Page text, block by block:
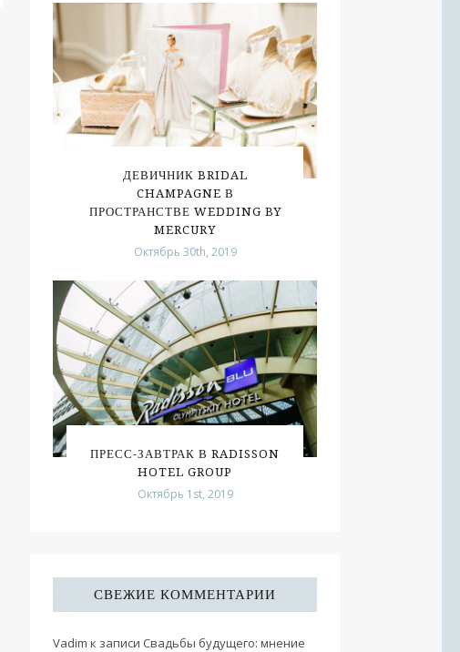
ДЕВИЧНИК BRIDAL
CHAMPAGNE В
ПРОСТРАНСТВЕ WEDDING BY
MERCURY
Октябрь 30th, 2019
ПРЕСС-ЗАВТРАК В RADISSON
HOTEL GROUP
Октябрь 1st, 2019
СВЕЖИЕ КОММЕНТАРИИ
Vadim к записи Свадьбы будущего: мнение